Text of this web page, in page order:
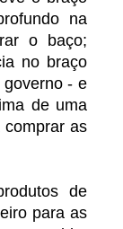
na
o baço;
no braço
- e
de uma
comprar as
de
para as